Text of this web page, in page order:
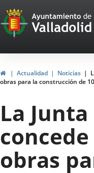
Portal
Web
del
de
Valladolid
InicioActualidad Noticias
obras para la construcción de
La
obras